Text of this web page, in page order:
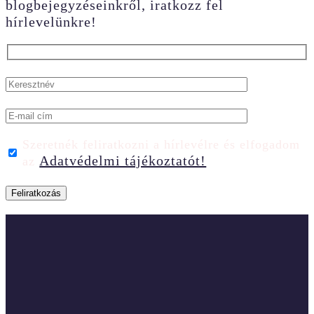
blogbejegyzéseinkről, iratkozz fel
hírlevelünkre!
azAdatvédelmi tájékoztatót!